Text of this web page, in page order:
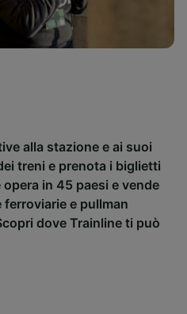
alla stazione e ai suoi
treni e prenota i biglietti
in 45 paesi e vende
e pullman
dove Trainline ti può